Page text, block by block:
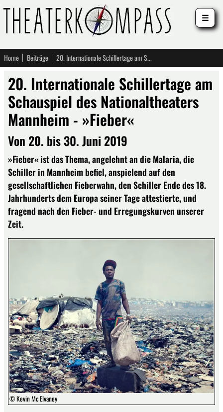
Home Beiträge 20. Internationale Schillertage am Schauspiel des Nationaltheaters Mannheim - »Fieber«
20. Internationale Schillertage am
Schauspiel des Nationaltheaters
Mannheim - »Fieber«
Von 20. bis 30. Juni 2019
»Fieber« ist das Thema, angelehnt an die Malaria, die
Schiller in Mannheim befiel, anspielend auf den
gesellschaftlichen Fieberwahn, den Schiller Ende des 18.
Jahrhunderts dem Europa seiner Tage attestierte, und
fragend nach den Fieber- und Erregungskurven unserer
Zeit.
© Kevin Mc Elvaney
☰